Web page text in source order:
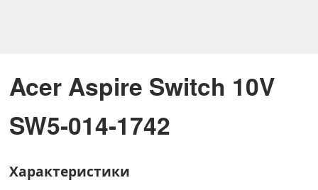
Acer Aspire Switch 10V
SW5-014-1742
Характеристики